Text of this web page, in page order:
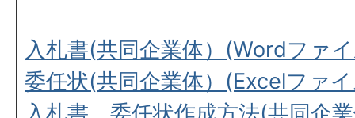
入札書(共同企業体）(Wordファ
委任状(共同企業体）(Excelファ